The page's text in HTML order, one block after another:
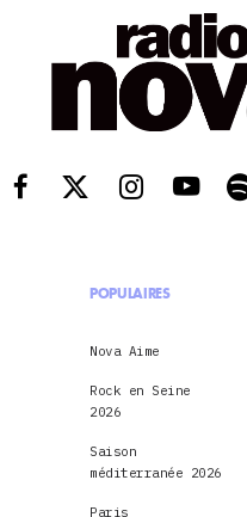
POPULAIRES
Nova Aime
Rock en Seine
2026
Saison
méditerranée 2026
Paris